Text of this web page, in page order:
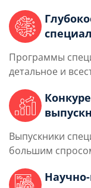
Программы
детальное и
Выпускники
большим